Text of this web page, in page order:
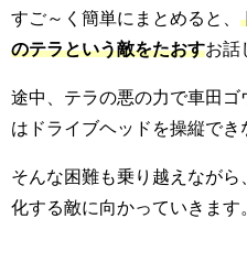
すご～く簡単にまとめると、
のテラという敵をたおすお話
途中、テラの悪の力で車田
はドライブヘッドを操縦でき
そんな困難も乗り越えなが
化する敵に向かっていきます